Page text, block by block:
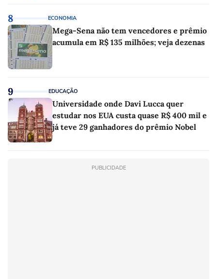
8 ECONOMIA
Mega-Sena não tem vencedores e prêmio
acumula em R$ 135 milhões; veja dezenas
9 EDUCAÇÃO
Universidade onde Davi Lucca quer
estudar nos EUA custa quase R$ 400 mil e
já teve 29 ganhadores do prêmio Nobel
PUBLICIDADE